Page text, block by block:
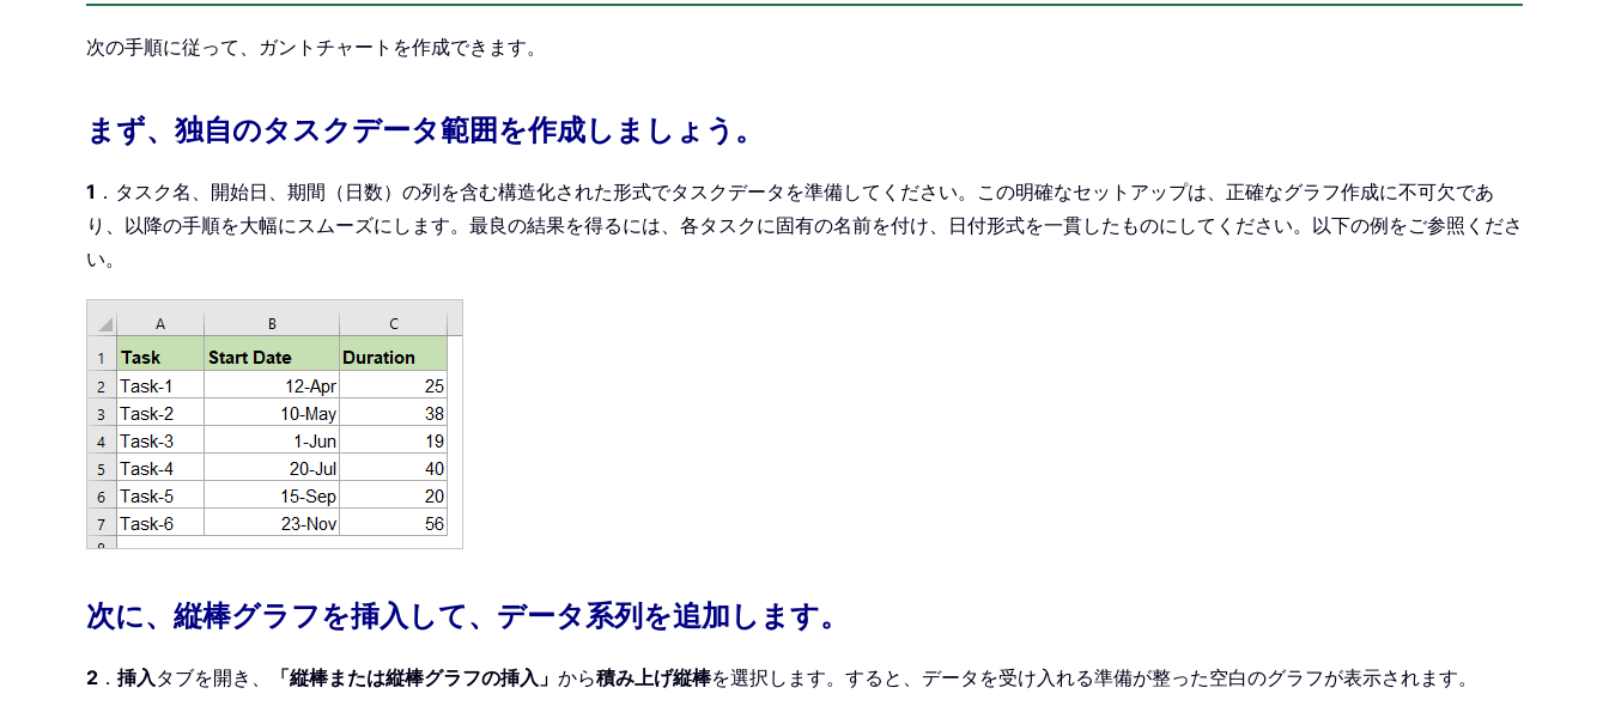
次の手順に従って、ガントチャートを作成できます。
まず、独自のタスクデータ範囲を作成しましょう。
1 ．タスク名、開始日、期間（日数）の列を含む構造化された形式でタスクデータを準備してください。この明確なセットアップは、正確なグラフ作成に不可欠であ
り、以降の手順を大幅にスムーズにします。最良の結果を得るには、各タスクに固有の名前を付け、日付形式を一貫したものにしてください。以下の例をご参照くださ
い。
次に、縦棒グラフを挿入して、データ系列を追加します。
2 ． 挿入タブを開き、 「縦棒または縦棒グラフの挿入」 から積み上げ縦棒を選択します。すると、データを受け入れる準備が整った空白のグラフが表示されます。